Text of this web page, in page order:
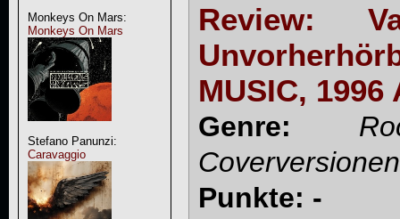
Monkeys On Mars:
Monkeys On Mars
Stefano Panunzi:
Caravaggio
Review:
MUSIC,
Genre:
Coverversionen
Punkte: -